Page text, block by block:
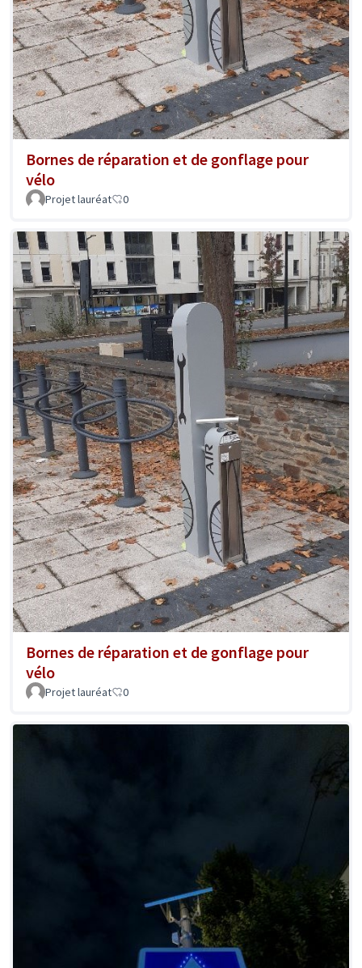
Bornes de réparation et de gonflage pour
vélo
Projet lauréat 0
Bornes de réparation et de gonflage pour
vélo
Projet lauréat 0